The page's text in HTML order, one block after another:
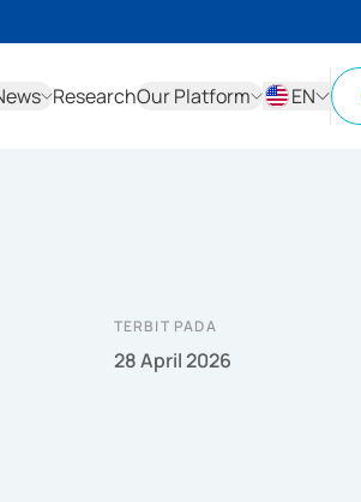
ResearchOur Platform
EN
TERBIT PADA
28 April 2026